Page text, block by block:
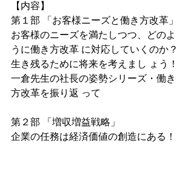
【内容】
第１部 「お客様ニーズと働き方改革」
お客様のニーズを満たしつつ、どのよ
うに働き方改革 に対応していくのか？
生き残るために将来を考えまし ょう！
一倉先生の社長の姿勢シリーズ・働き
方改革を振り返 って
第２部 「増収増益戦略」
企業の任務は経済価値の創造にある！